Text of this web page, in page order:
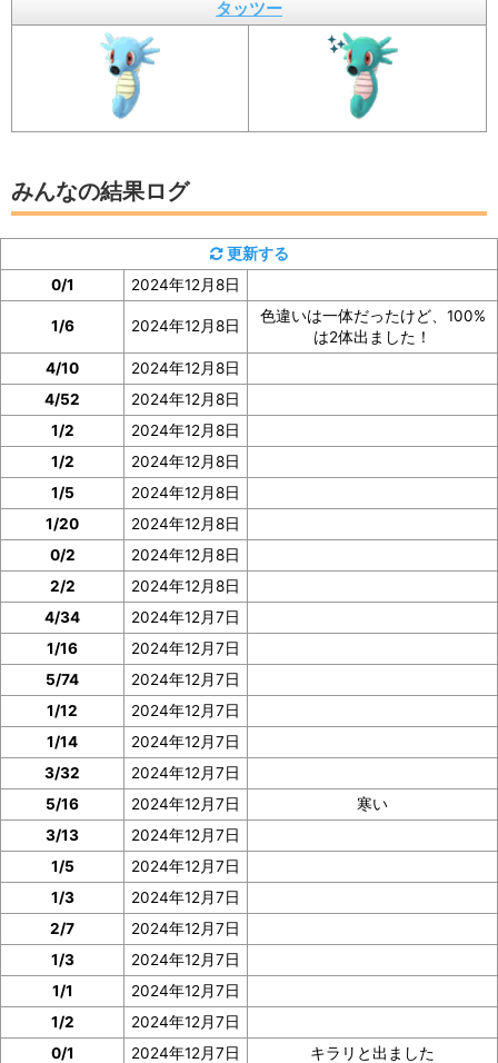
イベント参加前に図鑑の「見つけた数」をスク
ショ、またはメモしておくと便利
タッツーの「見つけた数」は、タッツーの図鑑ページで
確認できます。
イベント参加前に図鑑の「見つけた数」の部分のスクシ
ョを撮っておいたり、メモしておくと便利です。
ぜひご協力をお願いいたします。
タッツー
みんなの結果ログ
更新する
0/1
2024年12月8日
1/6 2024年12月8日
色違いは一体だったけど、100%
は2体出ました！
4/10
2024年12月8日
4/52
2024年12月8日
1/2
2024年12月8日
1/2
2024年12月8日
1/5
2024年12月8日
1/20
2024年12月8日
0/2
2024年12月8日
2/2
2024年12月8日
4/34
2024年12月7日
1/16
2024年12月7日
5/74
2024年12月7日
1/12
2024年12月7日
1/14
2024年12月7日
3/32
2024年12月7日
5/16
2024年12月7日
寒い
3/13
2024年12月7日
1/5
2024年12月7日
1/3
2024年12月7日
2/7
2024年12月7日
1/3
2024年12月7日
1/1
2024年12月7日
1/2
2024年12月7日
0/1
2024年12月7日
キラリと出ました